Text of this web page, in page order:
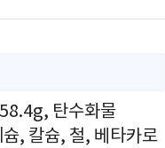
탄수화물
, 칼슘, 철, 베타카로